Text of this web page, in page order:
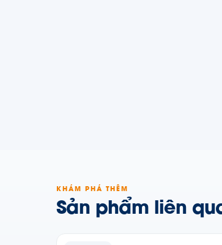
KHÁM PHÁ THÊM
Sản phẩm liên